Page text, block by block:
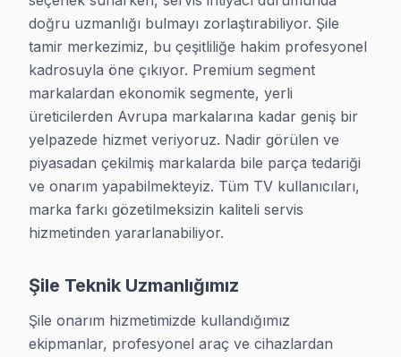
LED Backlight Tamiri ₺300 – ₺900
Güç Kartı Değişimi ₺400 – ₺1.200
₺1.500 – ₺8.000
Arıza Tespiti ÜCRETSİZ
Ana Kart Arızası Onarımı ₺500 – ₺1.800 Aynı gün
* Şile bölgesinde fiyatlar 2025 yılı itibarıyla geçerlidir. Kesin fiyat
doğru uzmanlığı bulmayı zorlaştırabiliyor. Şile
tamir merkezimiz, bu çeşitliliğe hakim profesyonel
kadrosuyla öne çıkıyor. Premium segment
markalardan ekonomik segmente, yerli
üreticilerden Avrupa markalarına kadar geniş bir
yelpazede hizmet veriyoruz. Nadir görülen ve
piyasadan çekilmiş markalarda bile parça tedariği
ve onarım yapabilmekteyiz. Tüm TV kullanıcıları,
marka farkı gözetilmeksizin kaliteli servis
hizmetinden yararlanabiliyor.
Şile Teknik Uzmanlığımız
Şile onarım hizmetimizde kullandığımız
ekipmanlar, profesyonel araç ve cihazlardan